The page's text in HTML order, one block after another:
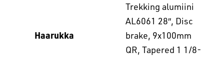
Haarukka
Trekking alumiini
AL6061 28″, Disc
brake, 9x100mm
QR, Tapered 1 1/8-